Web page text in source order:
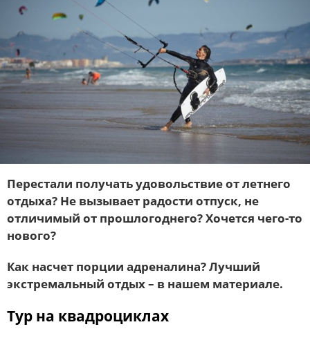
Перестали получать удовольствие от летнего
отдыха? Не вызывает радости отпуск, не
отличимый от прошлогоднего? Хочется чего-то
нового?
Как насчет порции адреналина? Лучший
экстремальный отдых – в нашем материале.
Тур на квадроциклах